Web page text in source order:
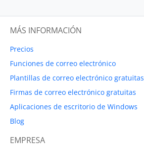
MÁS INFORMACIÓN
Precios
Funciones de correo electrónico
Plantillas de correo electrónico gratuitas
Firmas de correo electrónico gratuitas
Aplicaciones de escritorio de Windows
Blog
EMPRESA